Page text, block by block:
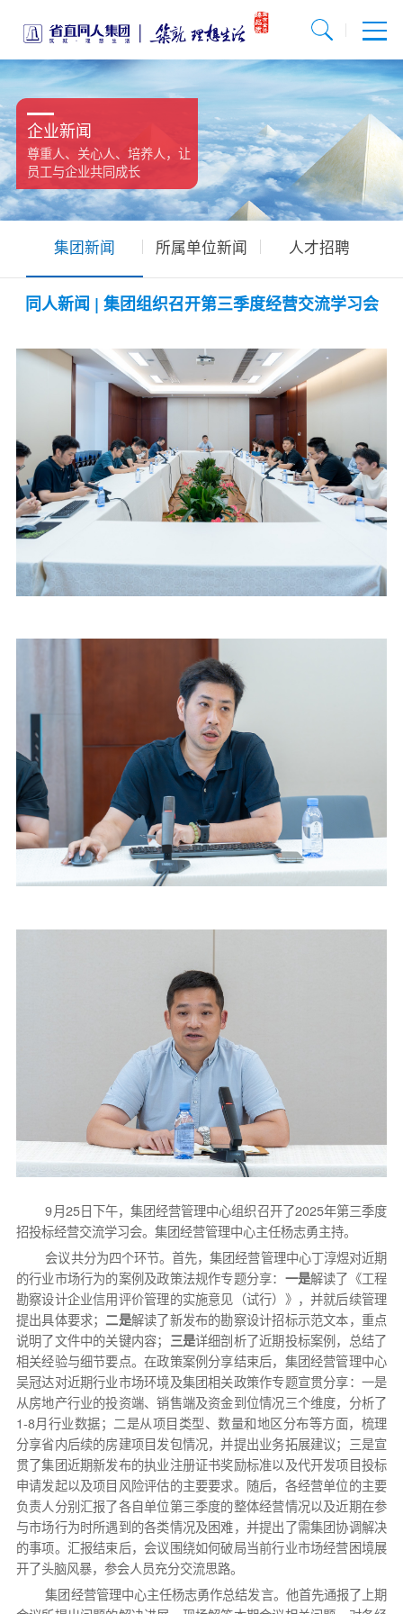
企业新闻
尊重人、关心人、培养人，让
员工与企业共同成长
集团新闻 所属单位新闻 人才招聘
同人新闻 | 集团组织召开第三季度经营交流学习会
9月25日下午，集团经营管理中心组织召开了2025年第三季度
招投标经营交流学习会。集团经营管理中心主任杨志勇主持。
会议共分为四个环节。首先，集团经营管理中心丁淳煜对近期
的行业市场行为的案例及政策法规作专题分享： 一是解读了《工程
勘察设计企业信用评价管理的实施意见（试行）》，并就后续管理
提出具体要求；二是解读了新发布的勘察设计招标示范文本，重点
说明了文件中的关键内容； 三是详细剖析了近期投标案例，总结了
相关经验与细节要点。在政策案例分享结束后，集团经营管理中心
吴冠达对近期行业市场环境及集团相关政策作专题宣贯分享：一是
从房地产行业的投资端、销售端及资金到位情况三个维度，分析了
1-8月行业数据；二是从项目类型、数量和地区分布等方面，梳理
分享省内后续的房建项目发包情况，并提出业务拓展建议；三是宣
贯了集团近期新发布的执业注册证书奖励标准以及代开发项目投标
申请发起以及项目风险评估的主要要求。随后，各经营单位的主要
负责人分别汇报了各自单位第三季度的整体经营情况以及近期在参
与市场行为时所遇到的各类情况及困难，并提出了需集团协调解决
的事项。汇报结束后，会议围绕如何破局当前行业市场经营困境展
开了头脑风暴，参会人员充分交流思路。
集团经营管理中心主任杨志勇作总结发言。他首先通报了上期